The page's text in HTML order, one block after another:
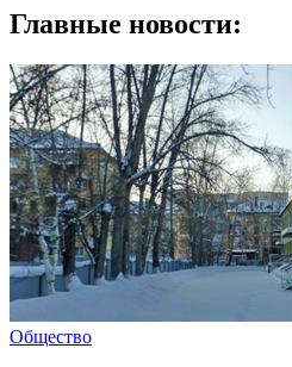
Главные новости:
Общество